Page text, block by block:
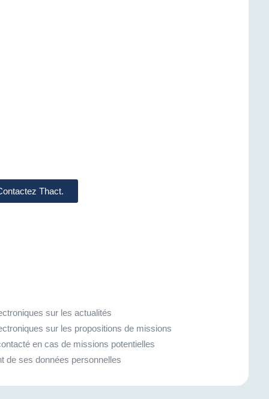
Thact.
sur les actualités
sur les propositions de missions
en cas de missions potentielles
de ses données personnelles